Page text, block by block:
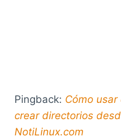
Pingback: Cómo
crear directorios
NotiLinux.com